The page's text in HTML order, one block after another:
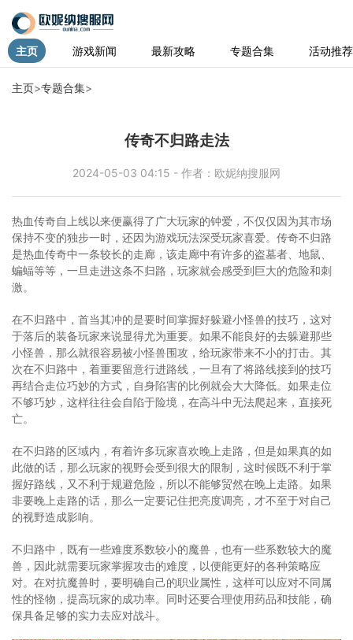
主页 游戏新闻 最新攻略 专题合集 活动推荐
主页>专题合集>
传奇不归路走法
2024-05-03 04:15 - 作者：欧妮纳搜服网
热血传奇自上线以来便赢得了广大玩家的钟爱，不仅仅因为其市场
保持不变的独步一时，还因为游戏玩法深受玩家喜爱。传奇不归路
是热血传奇中一条较长的走廊，该走廊中有许多的盗墓者、地鼠、
蝙蝠等等，一旦走进这条不归路，玩家就会感受到巨大的危险和刺
激。
在不归路中，首当其冲的是要时间掌握好躲避小怪兽的技巧，这对
于落后的装备玩家来说显得尤为重要。如果不能良好的去躲避那些
小怪兽，那么就很容易被小怪兽围攻，给玩家带来不小的打击。其
次在不归路中，着重要留意行进路线，一旦有了将路线接到的技巧
再结合走位巧妙的方式，自身陷害的比例就会大大降低。如果走位
不够巧妙，这样往往会自陷于险境，在高斗中无法爬起来，直接死
亡。
在不归路的区域内，有着许多玩家喜欢晚上走路，但是如果真的如
此做的话，那么玩家的视野会受到很大的限制，这时候既不利于掌
握好路线，又不利于规避危险，所以不能够贸然在晚上走路。如果
非要晚上走路的话，那么一定要记住把亮度调亮，才不至于对自己
的视野造成影响。
不归路中，既有一些难度系数较小的魔兽，也有一些系数较大的魔
兽，因此就需要玩家掌握攻击的难度，以便能更好的各种策略应
对。在对抗魔兽时，要明确自己的职业属性，这样可以应对不同属
性的怪物，提高玩家的成功率。同时还要合理使用药品和技能，确
保具备足够的实力去应对战斗。